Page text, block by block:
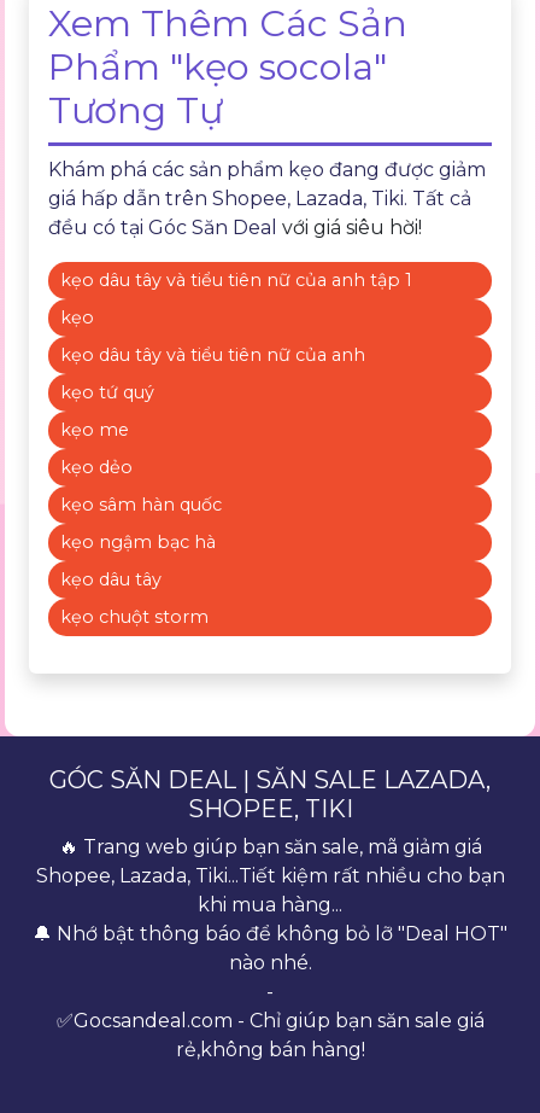
Xem Thêm Các Sản
Phẩm "kẹo socola"
Tương Tự
Khám phá các sản phẩm kẹo đang được giảm
giá hấp dẫn trên Shopee, Lazada, Tiki. Tất cả
đều có tạiGóc Săn Deal với giá siêu hời!
kẹo dâu tây và tiểu tiên nữ của anh tập 1
kẹo
kẹo dâu tây và tiểu tiên nữ của anh
kẹo tứ quý
kẹo me
kẹo dẻo
kẹo sâm hàn quốc
kẹo ngậm bạc hà
kẹo dâu tây
kẹo chuột storm
GÓC SĂN DEAL | SĂN SALE LAZADA,
SHOPEE, TIKI
🔥 Trang web giúp bạn săn sale, mã giảm giá
Shopee, Lazada, Tiki...Tiết kiệm rất nhiều cho bạn
khi mua hàng...
🔔 Nhớ bật thông báo để không bỏ lỡ "Deal HOT"
nào nhé.
-
✅Gocsandeal.com - Chỉ giúp bạn săn sale giá
rẻ,không bán hàng!